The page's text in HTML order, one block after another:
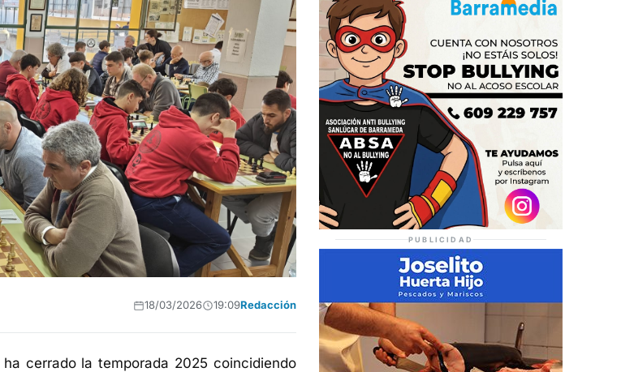
18/03/2026 19:09Redacción
ha cerrado la temporada 2025 coincidiendo
PUBLICIDAD